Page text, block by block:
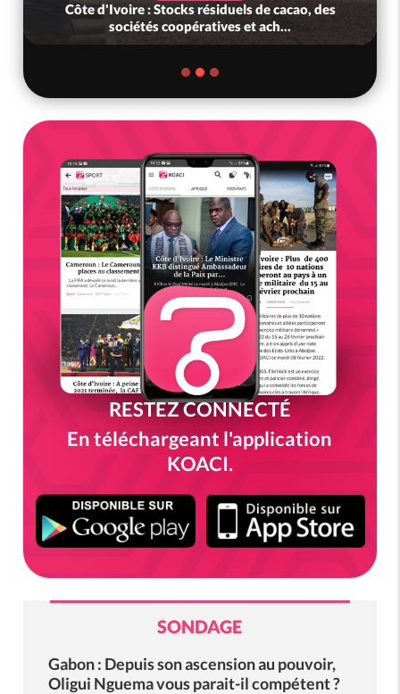
Côte d'Ivoire : Stocks résiduels de cacao, des
sociétés coopératives et ach...
RESTEZ CONNECTÉ
En téléchargeant l'application
KOACI.
SONDAGE
Gabon : Depuis son ascension au pouvoir,
Oligui Nguema vous parait-il compétent ?